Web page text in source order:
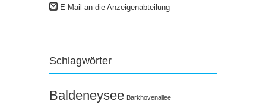
E-Mail an die Anzeigenabteilung
Schlagwörter
Baldeneysee Barkhovenallee